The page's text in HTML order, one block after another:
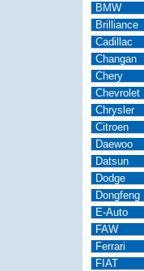
BMW
Brilliance
Cadillac
Changan
Chery
Chevrolet
Chrysler
Citroen
Daewoo
Datsun
Dodge
Dongfeng
E-Auto
FAW
Ferrari
FIAT